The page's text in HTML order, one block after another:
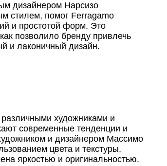
дизайнером Нарсизо
стилем, помог Ferragamo
и простотой форм. Это
позволило бренду привлечь
и лаконичный дизайн.
художниками и
современные тенденции и
и дизайнером Массимо
цвета и текстуры,
яркостью и оригинальностью.